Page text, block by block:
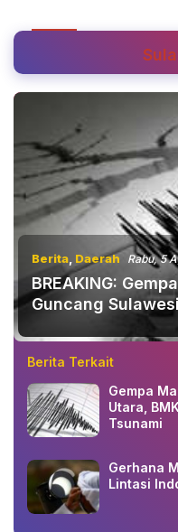
Berita Daerah Rabu, 5
BREAKING:
Guncang
Berita Terkait
Gempa
Utara,
Tsunami
Gerhana
Lintasi